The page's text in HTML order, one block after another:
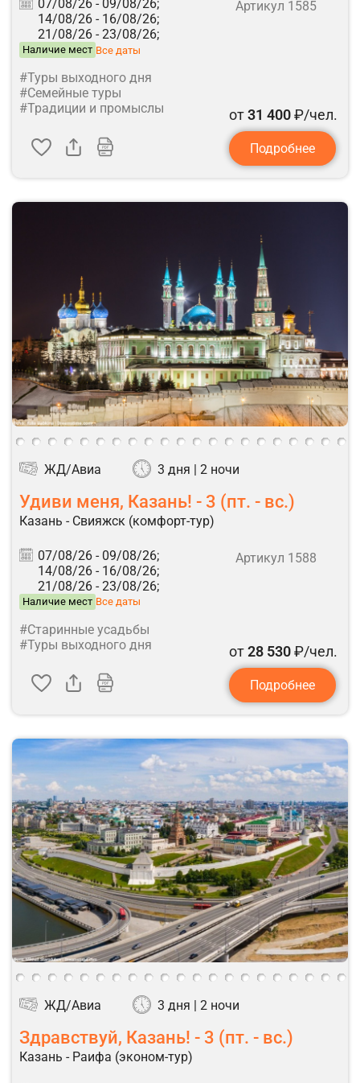
07/08/26 - 09/08/26;
14/08/26 - 16/08/26;
21/08/26 - 23/08/26;
Наличие мест Все даты
Артикул 1585
#Туры выходного дня
#Семейные туры
#Традиции и промыслы
от31 400₽/чел.
Подробнее
ЖД/Авиа 3 дня | 2 ночи
Удиви меня, Казань! - 3 (пт. - вс.)
Казань - Свияжск (комфорт-тур)
07/08/26 - 09/08/26;
14/08/26 - 16/08/26;
21/08/26 - 23/08/26;
Наличие мест Все даты
Артикул 1588
#Старинные усадьбы
#Туры выходного дня
от28 530₽/чел.
Подробнее
ЖД/Авиа 3 дня | 2 ночи
Здравствуй, Казань! - 3 (пт. - вс.)
Казань - Раифа (эконом-тур)